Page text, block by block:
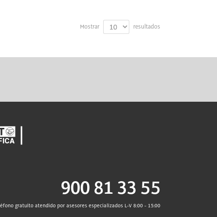
Mostrar resultados
900 81 33 55
gratuito atendido por asesores especializados L-V 8:00 - 15:00